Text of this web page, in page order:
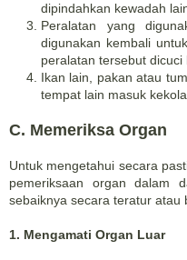
dipindahkan kewadah
Peralatan yang
digunakan kembali
peralatan tersebut
Ikan lain, pakan atau
tempat lain masuk
C. Memeriksa Organ
Untuk mengetahui secara
pemeriksaan organ dalam
sebaiknya secara teratur atau
1. Mengamati Organ Luar